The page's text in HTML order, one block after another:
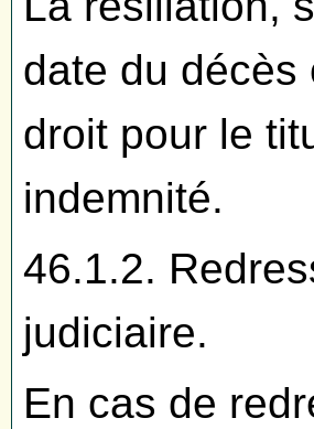
date du décès
droit pour le
indemnité.
46.1.2.
judiciaire.
En cas de